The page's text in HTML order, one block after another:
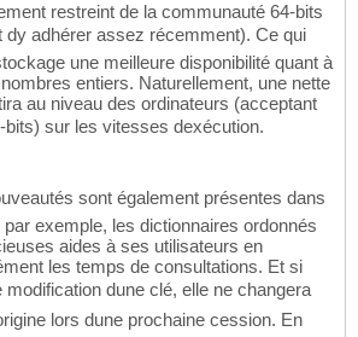
restreint de la communauté 64-bits
adhérer assez récemment). Ce qui
une meilleure disponibilité quant à
entiers. Naturellement, une nette
au niveau des ordinateurs (acceptant
sur les vitesses dexécution.
sont également présentes dans
exemple, les dictionnaires ordonnés
aides à ses utilisateurs en
les temps de consultations. Et si
dune clé, elle ne changera
lors dune prochaine cession. En